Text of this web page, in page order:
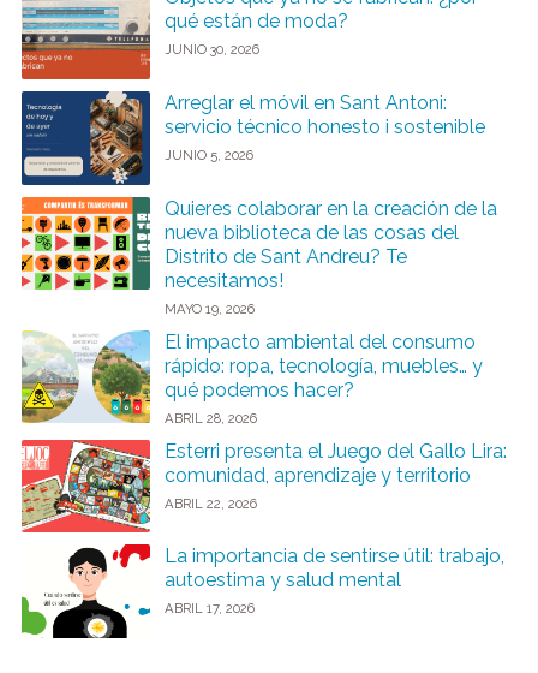
qué están de moda?
JUNIO 30, 2026
Arreglar el móvil en Sant Antoni:
servicio técnico honesto i sostenible
JUNIO 5, 2026
Quieres colaborar en la creación de la
nueva biblioteca de las cosas del
Distrito de Sant Andreu? Te
necesitamos!
MAYO 19, 2026
El impacto ambiental del consumo
rápido: ropa, tecnología, muebles… y
qué podemos hacer?
ABRIL 28, 2026
Esterri presenta el Juego del Gallo Lira:
comunidad, aprendizaje y territorio
ABRIL 22, 2026
La importancia de sentirse útil: trabajo,
autoestima y salud mental
ABRIL 17, 2026